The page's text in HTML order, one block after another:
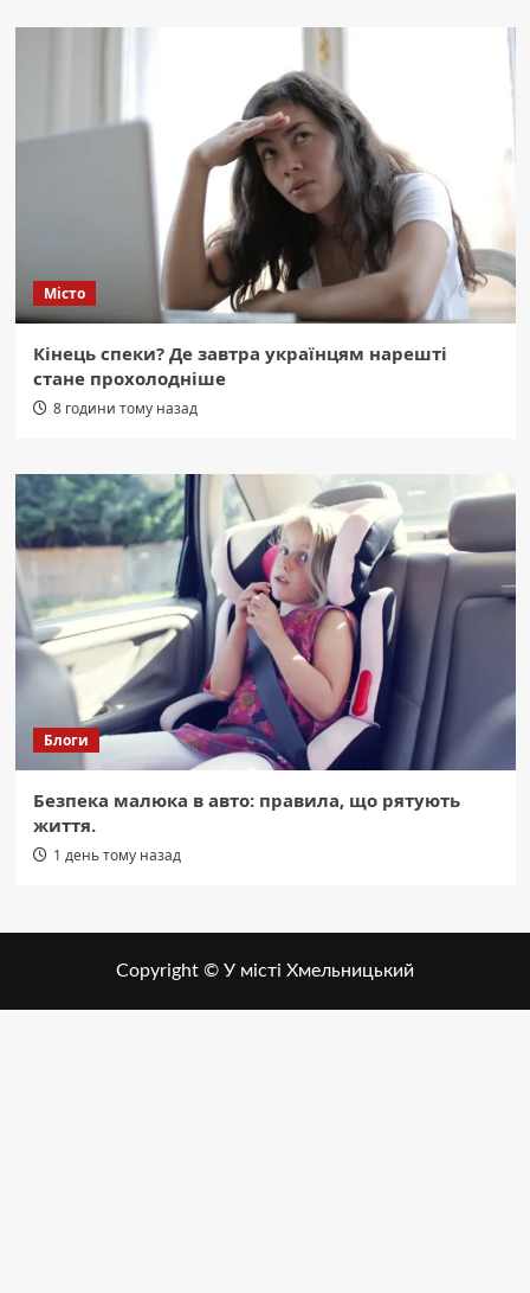
Місто
Кінець спеки? Де завтра українцям нарешті
стане прохолодніше
8 години тому назад
Блоги
Безпека малюка в авто: правила, що рятують
життя.
1 день тому назад
Copyright © У місті Хмельницький